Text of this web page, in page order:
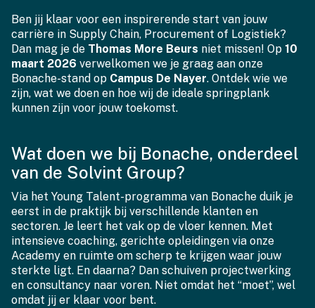
Ben jij klaar voor een inspirerende start van jouw
carrière in Supply Chain, Procurement of Logistiek?
Dan mag je de Thomas More Beurs niet missen! Op 10
maart 2026 verwelkomen we je graag aan onze
Bonache-stand op Campus De Nayer. Ontdek wie we
zijn, wat we doen en hoe wij de ideale springplank
kunnen zijn voor jouw toekomst.
Wat doen we bij Bonache, onderdeel
van de Solvint Group?
Via het Young Talent-programma van Bonache duik je
eerst in de praktijk bij verschillende klanten en
sectoren. Je leert het vak op de vloer kennen. Met
intensieve coaching, gerichte opleidingen via onze
Academy en ruimte om scherp te krijgen waar jouw
sterkte ligt. En daarna? Dan schuiven projectwerking
en consultancy naar voren. Niet omdat het “moet”, wel
omdat jij er klaar voor bent.